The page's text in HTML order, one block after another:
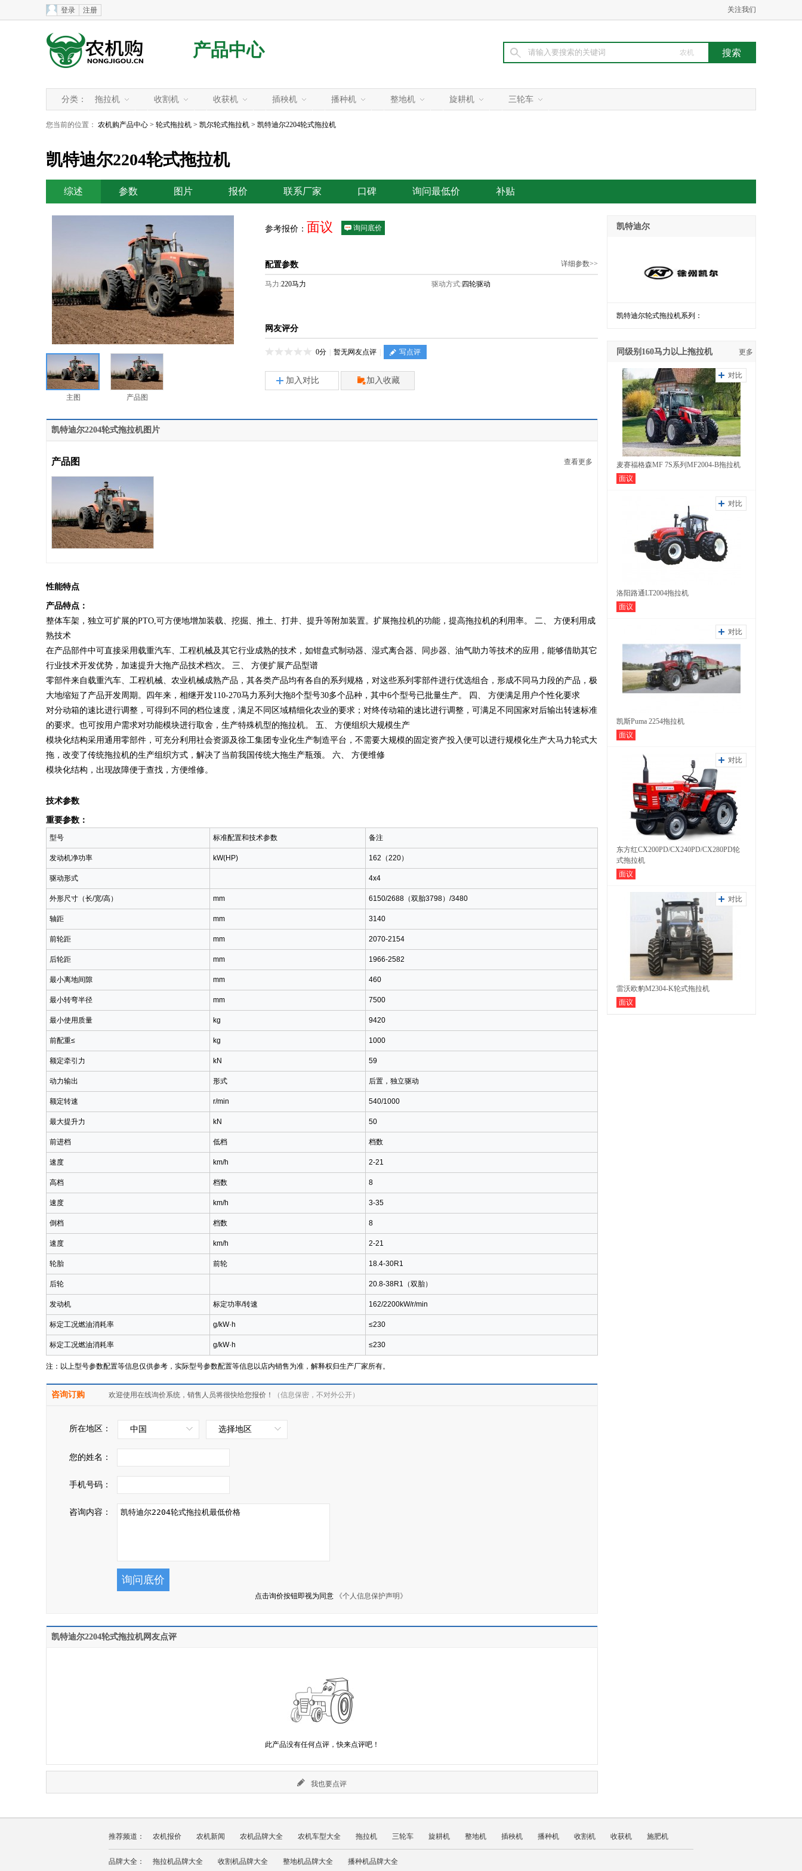
登录 注册 关注我们
产品中心 农机
分类： 拖拉机 收割机 收获机 插秧机 播种机 整地机 旋耕机 三轮车
您当前的位置： 农机购产品中心 > 轮式拖拉机 > 凯尔轮式拖拉机 > 凯特迪尔2204轮式拖拉机
凯特迪尔2204轮式拖拉机
综述 参数 图片 报价 联系厂家 口碑 询问最低价 补贴
主图 产品图
参考报价： 面议 询问底价
详细参数>>
配置参数
马力:220马力 驱动方式:四轮驱动
网友评分
0分 暂无网友点评 写点评
加入对比 加入收藏
凯特迪尔2204轮式拖拉机图片
查看更多
产品图
性能特点
产品特点：
整体车架，独立可扩展的PTO,可方便地增加装载、挖掘、推土、打井、提升等附加装置。扩展拖拉机的功能，提高拖拉机的利用率。 二、 方便利用成
熟技术
在产品部件中可直接采用载重汽车、工程机械及其它行业成熟的技术，如钳盘式制动器、湿式离合器、同步器、油气助力等技术的应用，能够借助其它
行业技术开发优势，加速提升大拖产品技术档次。 三、 方便扩展产品型谱
零部件来自载重汽车、工程机械、农业机械成熟产品，其各类产品均有各自的系列规格，对这些系列零部件进行优选组合，形成不同马力段的产品，极
大地缩短了产品开发周期。四年来，相继开发110-270马力系列大拖8个型号30多个品种，其中6个型号已批量生产。 四、 方便满足用户个性化要求
对分动箱的速比进行调整，可得到不同的档位速度，满足不同区域精细化农业的要求；对终传动箱的速比进行调整，可满足不同国家对后输出转速标准
的要求。也可按用户需求对功能模块进行取舍，生产特殊机型的拖拉机。 五、 方便组织大规模生产
模块化结构采用通用零部件，可充分利用社会资源及徐工集团专业化生产制造平台，不需要大规模的固定资产投入便可以进行规模化生产大马力轮式大
拖，改变了传统拖拉机的生产组织方式，解决了当前我国传统大拖生产瓶颈。 六、 方便维修
模块化结构，出现故障便于查找，方便维修。
技术参数
重要参数：
型号 标准配置和技术参数 备注
发动机净功率 kW(HP) 162（220）
驱动形式 4x4
外形尺寸（长/宽/高） mm 6150/2688（双胎3798）/3480
轴距 mm 3140
前轮距 mm 2070-2154
后轮距 mm 1966-2582
最小离地间隙 mm 460
最小转弯半径 mm 7500
最小使用质量 kg 9420
前配重≤ kg 1000
额定牵引力 kN 59
动力输出 形式 后置，独立驱动
额定转速 r/min 540/1000
最大提升力 kN 50
前进档 低档 档数
速度 km/h 2-21
高档 档数 8
速度 km/h 3-35
倒档 档数 8
速度 km/h 2-21
轮胎 前轮 18.4-30R1
后轮 20.8-38R1（双胎）
发动机 标定功率/转速 162/2200kW/r/min
标定工况燃油消耗率 g/kW·h ≤230
标定工况燃油消耗率 g/kW·h ≤230
注：以上型号参数配置等信息仅供参考，实际型号参数配置等信息以店内销售为准，解释权归生产厂家所有。
咨询订购 欢迎使用在线询价系统，销售人员将很快给您报价！ （信息保密，不对外公开）
所在地区： 中国 选择地区
您的姓名：
手机号码：
咨询内容：
点击询价按钮即视为同意 《个人信息保护声明》
凯特迪尔2204轮式拖拉机网友点评
此产品没有任何点评，快来点评吧！
我也要点评
凯特迪尔
凯特迪尔轮式拖拉机系列：
更多
同级别160马力以上拖拉机
麦赛福格森MF 7S系列MF2004-B拖拉机
面议
对比
洛阳路通LT2004拖拉机
面议
对比
凯斯Puma 2254拖拉机
面议
对比
东方红CX200PD/CX240PD/CX280PD轮
式拖拉机
面议
对比
雷沃欧豹M2304-K轮式拖拉机
面议
对比
推荐频道： 农机报价 农机新闻 农机品牌大全 农机车型大全 拖拉机 三轮车 旋耕机 整地机 插秧机 播种机 收割机 收获机 施肥机
品牌大全： 拖拉机品牌大全 收割机品牌大全 整地机品牌大全 播种机品牌大全